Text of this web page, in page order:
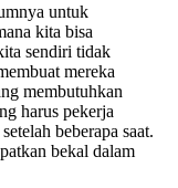
untuk
kita bisa
sendiri tidak
mereka
membutuhkan
harus pekerja
beberapa saat.
bekal dalam